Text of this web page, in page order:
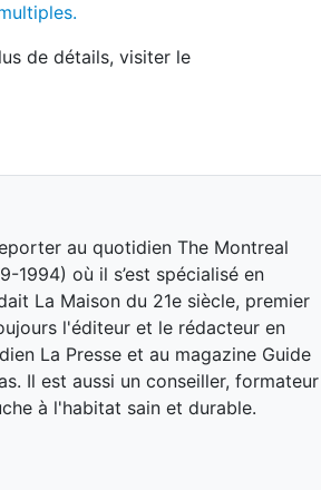
de détails, visiter le
au quotidien The Montreal
1994) où il s’est spécialisé en
La Maison du 21e siècle, premier
l'éditeur et le rédacteur en
La Presse et au magazine Guide
Il est aussi un conseiller, formateur
à l'habitat sain et durable.